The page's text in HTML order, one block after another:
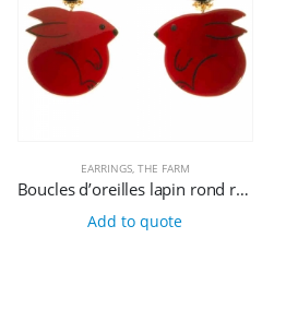
EARRINGS, THE FARM
Boucles d’oreilles lapin rond rouge
Add to quote